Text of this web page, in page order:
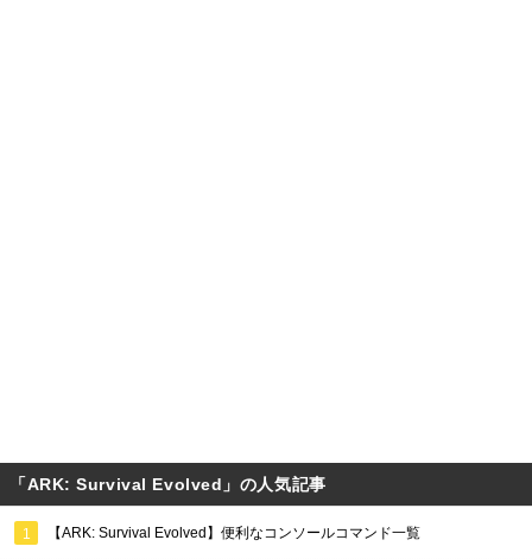
「ARK: Survival Evolved」の人気記事
【ARK: Survival Evolved】便利なコンソールコマンド一覧